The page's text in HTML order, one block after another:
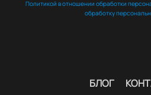
Политикой в отношении обработки
обработку
БЛОГ